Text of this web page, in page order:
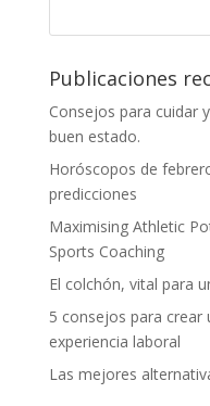
Publicaciones
Consejos para cuidar
buen estado.
Horóscopos de
predicciones
Maximising Athletic
Sports Coaching
El colchón, vital para
5 consejos para crear
experiencia laboral
Las mejores